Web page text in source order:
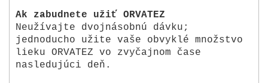
Ak zabudnete užiť ORVATEZ
Neužívajte dvojnásobnú dávku;
jednoducho užite vaše obvyklé množstvo
lieku ORVATEZ vo zvyčajnom čase
nasledujúci deň.